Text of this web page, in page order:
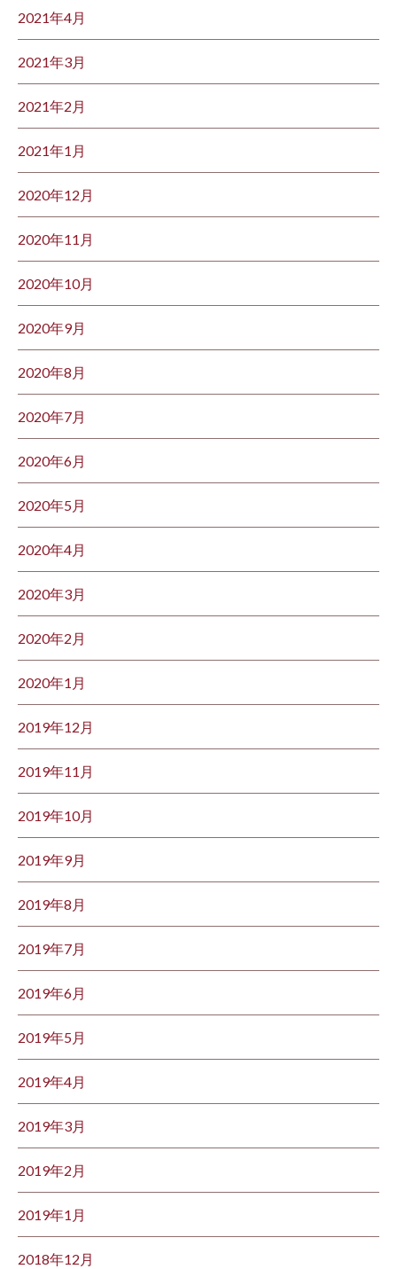
2021年4月
2021年3月
2021年2月
2021年1月
2020年12月
2020年11月
2020年10月
2020年9月
2020年8月
2020年7月
2020年6月
2020年5月
2020年4月
2020年3月
2020年2月
2020年1月
2019年12月
2019年11月
2019年10月
2019年9月
2019年8月
2019年7月
2019年6月
2019年5月
2019年4月
2019年3月
2019年2月
2019年1月
2018年12月